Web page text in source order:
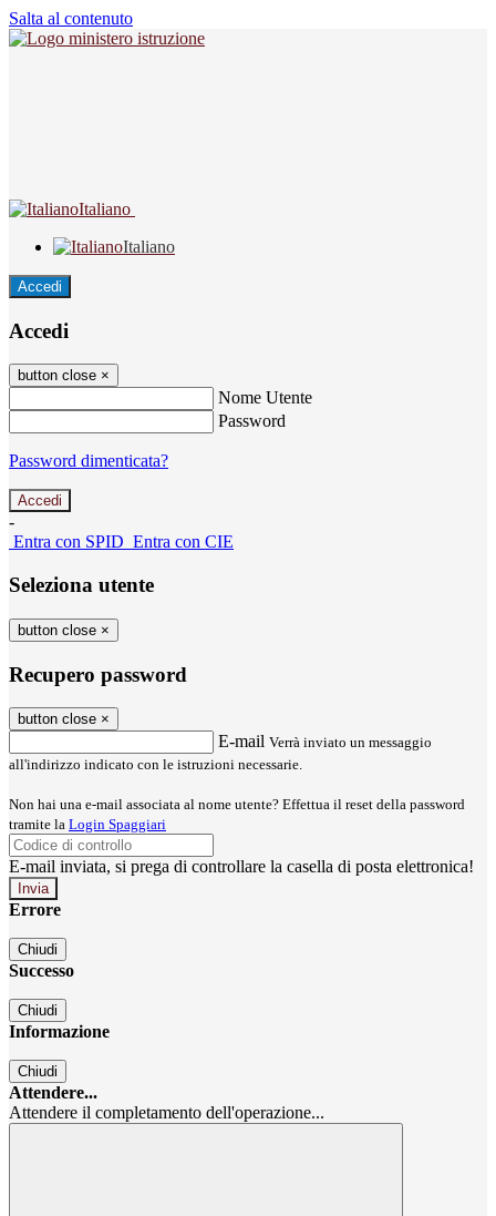
Salta al contenuto
Italiano
Italiano
Accedi
Accedi
button close ×
Nome Utente
Password
Password dimenticata?
-
Entra con SPID Entra con CIE
Seleziona utente
button close ×
Recupero password
button close ×
E-mail Verrà inviato un messaggio
all'indirizzo indicato con le istruzioni necessarie.
Non hai una e-mail associata al nome utente? Effettua il reset della password
tramite la Login Spaggiari
E-mail inviata, si prega di controllare la casella di posta elettronica!
Errore
Chiudi
Successo
Chiudi
Informazione
Chiudi
Attendere...
Attendere il completamento dell'operazione...